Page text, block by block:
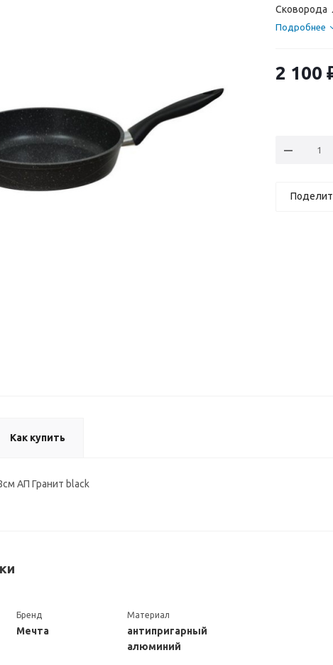
Сковорода
Подробнее
2 100
Как купить
АП Гранит black
Бренд
Мечта
Материал
антипригарный
алюминий